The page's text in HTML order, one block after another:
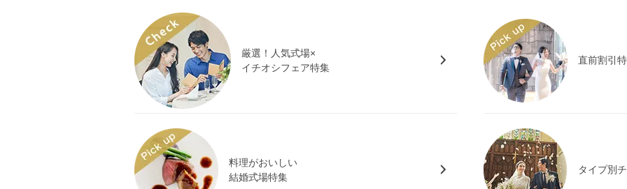
厳選！人気式場×
イチオシフェア特集
直前割引
料理がおいしい
結婚式場特集
タイプ別